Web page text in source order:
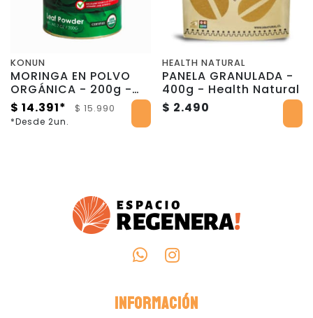
KONUN
MORINGA EN POLVO
ORGÁNICA - 200g -
Kounun
$ 14.391*
$ 15.990
*Desde 2un.
HEALTH NATURAL
PANELA GRANULADA -
400g - Health Natural
$ 2.490
INFORMACIÓN